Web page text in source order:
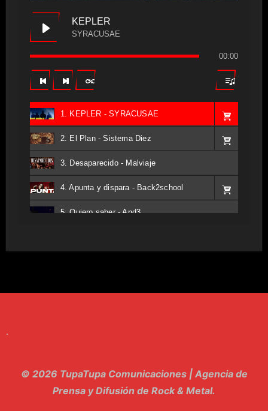
KEPLER
SYRACUSAE
00:00
1. KEPLER - SYRACUSAE
2. El Plan - Sistema Diez
3. Desaparecido - Malviaje
4. Apunta y dispara - Back2school
5. Quiero saber - And3
12. dolor - Piel
.
© 2026 TupaTupa Comunicaciones | Agencia de
Prensa y Difusión de Rock & Metal.